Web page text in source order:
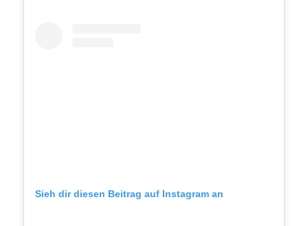
Sieh dir diesen Beitrag auf Instagram an